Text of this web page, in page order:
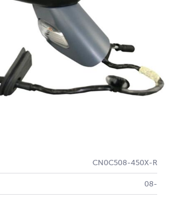
CN0C508-450X-R
08-